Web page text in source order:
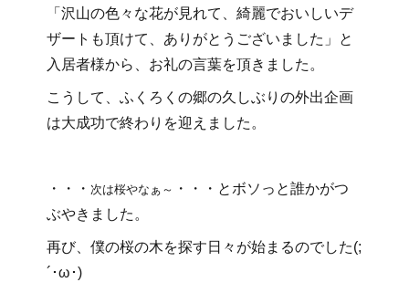
「沢山の色々な花が見れて、綺麗でおいしいデ
ザートも頂けて、ありがとうございました」と
入居者様から、お礼の言葉を頂きました。
こうして、ふくろくの郷の久しぶりの外出企画
は大成功で終わりを迎えました。
・・・次は桜やなぁ～
・・・とボソっと誰かがつ
ぶやきました。
再び、僕の桜の木を探す日々が始まるのでした(;
´･ω･)